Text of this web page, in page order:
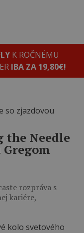
K ROČNÉMU
IBA ZA 19,80€!
the Needle
rozpráva s
kariére,